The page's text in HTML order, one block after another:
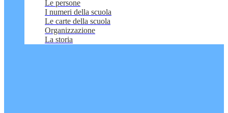
Le persone
I numeri della scuola
Le carte della scuola
Organizzazione
La storia